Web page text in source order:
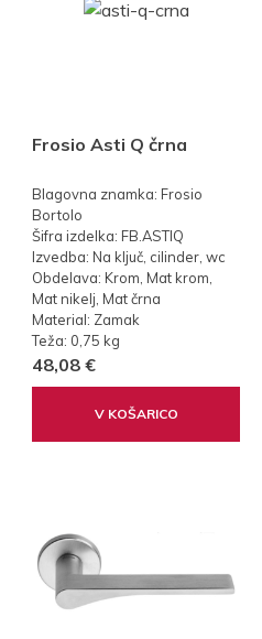
Frosio Asti Q črna
Blagovna znamka: Frosio
Bortolo
Šifra izdelka: FB.ASTIQ
Izvedba: Na ključ, cilinder, wc
Obdelava: Krom, Mat krom,
Mat nikelj, Mat črna
Material: Zamak
Teža: 0,75 kg
48,08 €
V KOŠARICO